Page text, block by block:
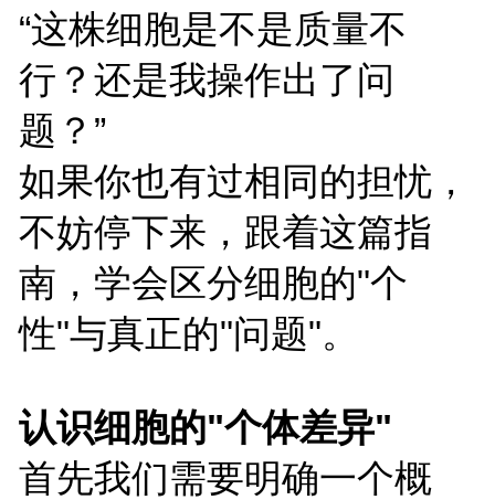
“这株细胞是不是质量不
行？还是我操作出了问
题？”
如果你也有过相同的担忧，
不妨停下来，跟着这篇指
南，学会区分细胞的"个
性"与真正的"问题"。
认识细胞的"个体差异"
首先我们需要明确一个概